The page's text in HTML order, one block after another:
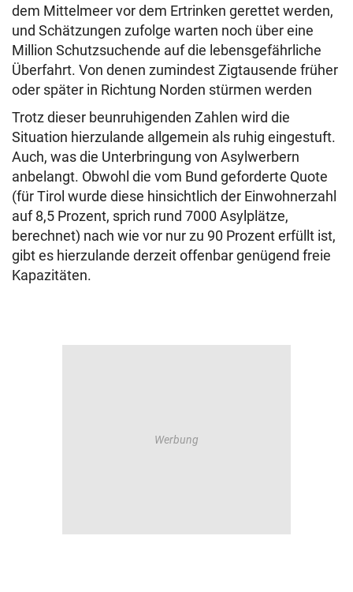
dem Mittelmeer vor dem Ertrinken gerettet werden,
und Schätzungen zufolge warten noch über eine
Million Schutzsuchende auf die lebensgefährliche
Überfahrt. Von denen zumindest Zigtausende früher
oder später in Richtung Norden stürmen werden
Trotz dieser beunruhigenden Zahlen wird die
Situation hierzulande allgemein als ruhig eingestuft.
Auch, was die Unterbringung von Asylwerbern
anbelangt. Obwohl die vom Bund geforderte Quote
(für Tirol wurde diese hinsichtlich der Einwohnerzahl
auf 8,5 Prozent, sprich rund 7000 Asylplätze,
berechnet) nach wie vor nur zu 90 Prozent erfüllt ist,
gibt es hierzulande derzeit offenbar genügend freie
Kapazitäten.